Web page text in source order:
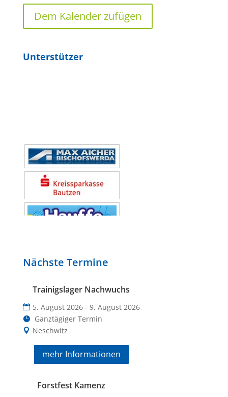
Dem Kalender zufügen
Unterstützer
Nächste Termine
Trainigslager Nachwuchs
5. August 2026 - 9. August 2026
Ganztägiger Termin
Neschwitz
mehr Informationen
Forstfest Kamenz